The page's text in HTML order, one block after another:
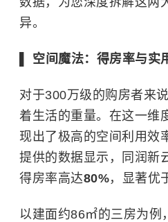
异。
▌ 空间魔法：得房率与实
对于300万级的购房者来
着生活的重量。在这一维
现出了极高的空间利用效
提供的数据显示，同润新
得房率高达80%，显著优
以建面约86㎡的三房为例